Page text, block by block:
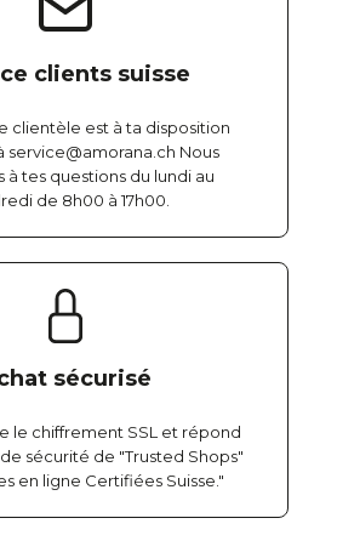
clients suisse
clientèle est à ta disposition
service@amorana.ch Nous
à tes questions du lundi au
de 8h00 à 17h00.
sécurisé
le chiffrement SSL et répond
sécurité de "Trusted Shops"
en ligne Certifiées Suisse."